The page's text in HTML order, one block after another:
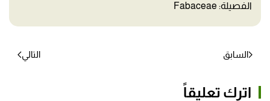
الفصيلة: Fabaceae
السابق التالي
اترك تعليقاً